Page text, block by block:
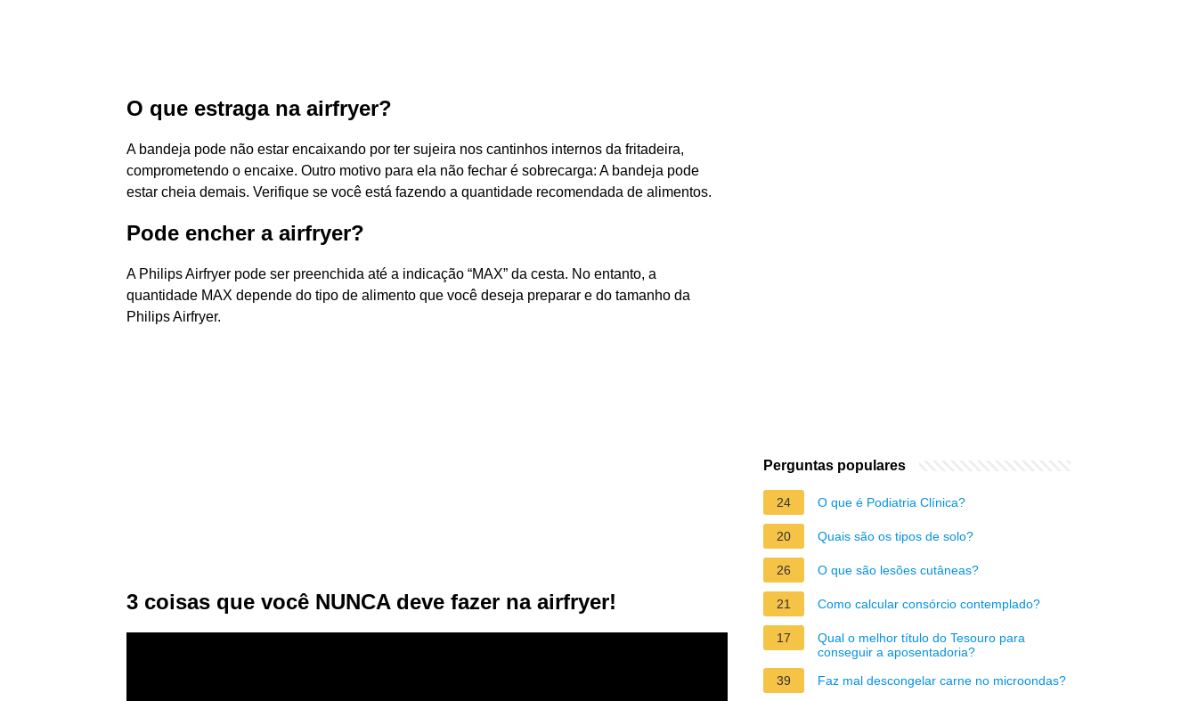
O que estraga na airfryer?
A bandeja pode não estar encaixando por ter sujeira nos cantinhos internos da fritadeira,
comprometendo o encaixe. Outro motivo para ela não fechar é sobrecarga: A bandeja pode
estar cheia demais. Verifique se você está fazendo a quantidade recomendada de alimentos.
Pode encher a airfryer?
A Philips Airfryer pode ser preenchida até a indicação “MAX” da cesta. No entanto, a
quantidade MAX depende do tipo de alimento que você deseja preparar e do tamanho da
Philips Airfryer.
3 coisas que você NUNCA deve fazer na airfryer!
Perguntas populares
24 O que é Podiatria Clínica?
20 Quais são os tipos de solo?
26 O que são lesões cutâneas?
21 Como calcular consórcio contemplado?
17
Qual o melhor título do Tesouro para
conseguir a aposentadoria?
39
Faz mal descongelar carne no microondas?